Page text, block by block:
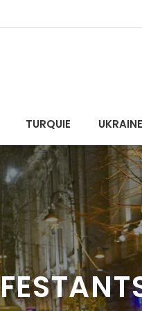
TURQUIE UKRAINE